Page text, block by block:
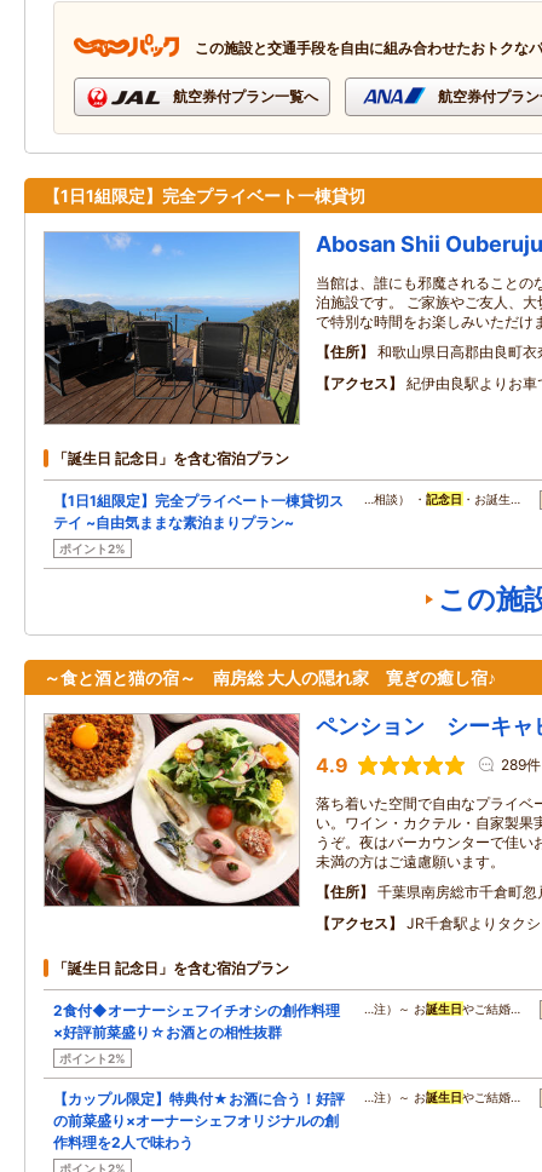
この施設と交通手段を自由に組み合わせたおトクな
航空券付プラン一覧へ 航空券付プラ
【1日1組限定】完全プライベート一棟貸切
Abosan Shii Ouberuju
当館は、誰にも邪魔されることの
泊施設です。 ご家族やご友人、
で特別な時間をお楽しみいただけ
住所
和歌山県日高郡由良町衣
アクセス
紀伊由良駅よりお車
「誕生日 記念日」を含む宿泊プラン
【1日1組限定】完全プライベート一棟貸切ス
テイ ~自由気ままな素泊まりプラン~
ポイント2%
…相談） ・記念日 ・お誕生…
この施
～食と酒と猫の宿～ 南房総 大人の隠れ家 寛ぎの癒し宿♪
ペンション シーキャ
4.9 289件
落ち着いた空間で自由なプライベ
い。ワイン・カクテル・自家製果
うぞ。夜はバーカウンターで佳
未満の方はご遠慮願います。
住所
千葉県南房総市千倉町
アクセス
JR千倉駅よりタク
「誕生日 記念日」を含む宿泊プラン
2食付◆オーナーシェフイチオシの創作料理
×好評前菜盛り☆お酒との相性抜群
ポイント2%
…注）～ お誕生日やご結婚…
【カップル限定】特典付★お酒に合う！好評
の前菜盛り×オーナーシェフオリジナルの創
作料理を2人で味わう
ポイント2%
…注）～ お誕生日やご結婚…